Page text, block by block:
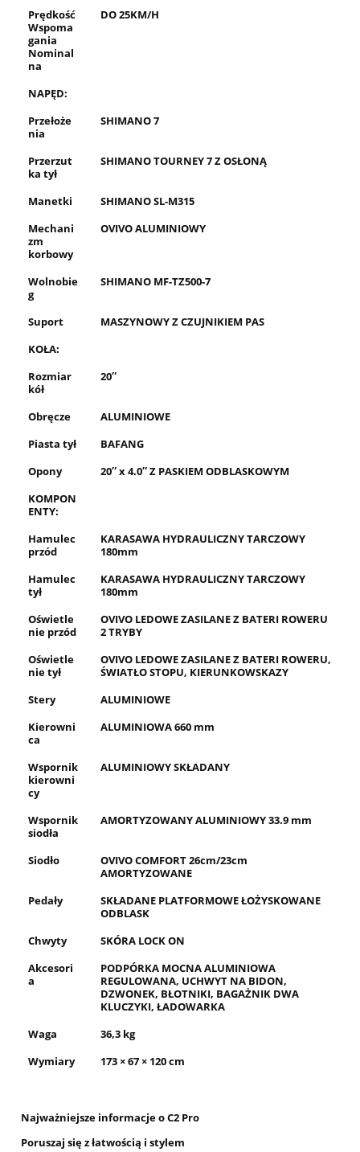
Prędkość
Wspoma
gania
Nominal
na
DO 25KM/H
NAPĘD:
Przełoże
nia
SHIMANO 7
Przerzut
ka tył
SHIMANO TOURNEY 7 Z OSŁONĄ
Manetki
SHIMANO SL-M315
Mechani
zm
korbowy
OVIVO ALUMINIOWY
Wolnobie
g
SHIMANO MF-TZ500-7
Suport
MASZYNOWY Z CZUJNIKIEM PAS
KOŁA:
Rozmiar
kół
20″
Obręcze
ALUMINIOWE
Piasta tył
BAFANG
Opony
20″ x 4.0″ Z PASKIEM ODBLASKOWYM
KOMPON
ENTY:
Hamulec
przód
KARASAWA HYDRAULICZNY TARCZOWY
180mm
Hamulec
tył
KARASAWA HYDRAULICZNY TARCZOWY
180mm
Oświetle
nie przód
OVIVO LEDOWE ZASILANE Z BATERI ROWERU
2 TRYBY
Oświetle
nie tył
OVIVO LEDOWE ZASILANE Z BATERI ROWERU,
ŚWIATŁO STOPU, KIERUNKOWSKAZY
Stery
ALUMINIOWE
Kierowni
ca
ALUMINIOWA 660 mm
Wspornik
kierowni
cy
ALUMINIOWY SKŁADANY
Wspornik
siodła
AMORTYZOWANY ALUMINIOWY 33.9 mm
Siodło
OVIVO COMFORT 26cm/23cm
AMORTYZOWANE
Pedały
SKŁADANE PLATFORMOWE ŁOŻYSKOWANE
ODBLASK
Chwyty
SKÓRA LOCK ON
Akcesori
a
PODPÓRKA MOCNA ALUMINIOWA
REGULOWANA, UCHWYT NA BIDON,
DZWONEK, BŁOTNIKI, BAGAŻNIK DWA
KLUCZYKI, ŁADOWARKA
Waga
36,3 kg
Wymiary
173 × 67 × 120 cm
Najważniejsze informacje o C2 Pro
Poruszaj się z łatwością i stylem